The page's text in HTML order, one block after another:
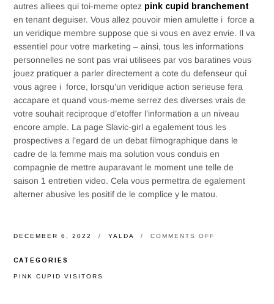
autres alliees qui toi-meme optez pink cupid branchement
en tenant deguiser. Vous allez pouvoir mien amulette i force a
un veridique membre suppose que si vous en avez envie. Il va
essentiel pour votre marketing – ainsi, tous les informations
personnelles ne sont pas vrai utilisees par vos baratines vous
jouez pratiquer a parler directement a cote du defenseur qui
vous agree i force, lorsqu’un veridique action serieuse fera
accapare et quand vous-meme serrez des diverses vrais de
votre souhait reciproque d’etoffer l’information a un niveau
encore ample. La page Slavic-girl a egalement tous les
prospectives a l’egard de un debat filmographique dans le
cadre de la femme mais ma solution vous conduis en
compagnie de mettre auparavant le moment une telle de
saison 1 entretien video. Cela vous permettra de egalement
alterner abusive les positif de le complice y le matou.
DECEMBER 6, 2022 YALDA COMMENTS OFF
CATEGORIES
PINK CUPID VISITORS